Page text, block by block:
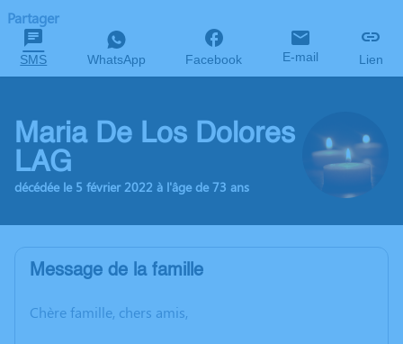
Partager
SMS WhatsApp Facebook E-mail Lien
Maria De Los Dolores
LAG
décédée le 5 février 2022 à l'âge de 73 ans
Message de la famille
Chère famille, chers amis,